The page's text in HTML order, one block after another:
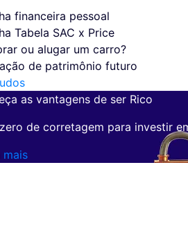
financeira pessoal
Tabela SAC x Price
ou alugar um carro?
de patrimônio futuro
as vantagens de ser Rico
de corretagem para investir
mais